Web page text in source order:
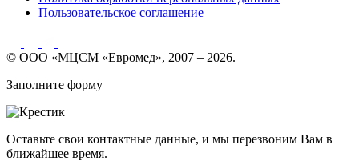
Пользовательское соглашение
© ООО «МЦСМ «Евромед», 2007 – 2026.
Заполните форму
Оставьте свои контактные данные, и мы перезвоним Вам в
ближайшее время.